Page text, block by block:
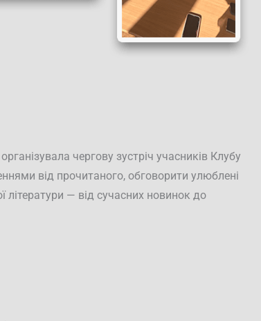
чергову зустріч учасників Клубу
від прочитаного, обговорити улюблені
літератури — від сучасних новинок до